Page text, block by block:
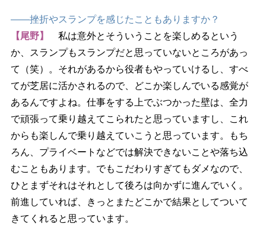
――挫折やスランプを感じたこともありますか？
【尾野】
私は意外とそういうことを楽しめるという
か、スランプもスランプだと思っていないところがあっ
て（笑）。それがあるから役者もやっていけるし、すべ
てが芝居に活かされるので、どこか楽しんでいる感覚が
あるんですよね。仕事をする上でぶつかった壁は、全力
で頑張って乗り越えてこられたと思っていますし、これ
からも楽しんで乗り越えていこうと思っています。もち
ろん、プライベートなどでは解決できないことや落ち込
むこともあります。でもこだわりすぎてもダメなので、
ひとまずそれはそれとして後ろは向かずに進んでいく。
前進していれば、きっとまたどこかで結果としてついて
きてくれると思っています。